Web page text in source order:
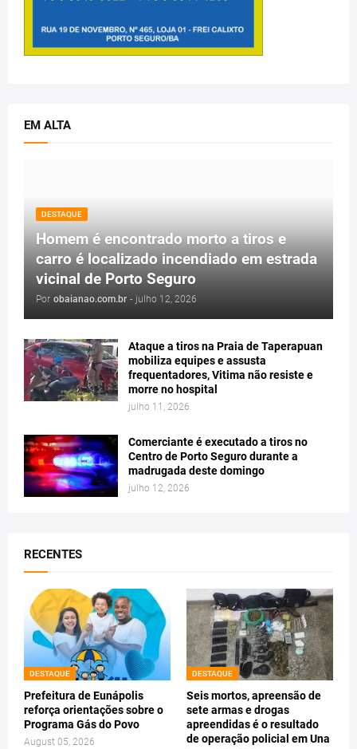
EM ALTA
DESTAQUE
Homem é encontrado morto a tiros e
carro é localizado incendiado em estrada
vicinal de Porto Seguro
Por obaianao.com.br - julho 12, 2026
Ataque a tiros na Praia de Taperapuan
mobiliza equipes e assusta
frequentadores, Vitima não resiste e
morre no hospital
julho 11, 2026
Comerciante é executado a tiros no
Centro de Porto Seguro durante a
madrugada deste domingo
julho 12, 2026
RECENTES
DESTAQUE
Prefeitura de Eunápolis
reforça orientações sobre o
Programa Gás do Povo
August 05, 2026
DESTAQUE
Seis mortos, apreensão de
sete armas e drogas
apreendidas é o resultado
de operação policial em Una